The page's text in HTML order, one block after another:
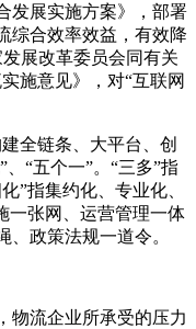
发展实施方案》，部署
综合效率效益，有效降
展改革委员会同有关
施意见》，对“互联网
全链条、大平台、创
“五个一”。“三多”指
”指集约化、专业化、
一张网、运营管理一体
政策法规一道令。
物流企业所承受的压力